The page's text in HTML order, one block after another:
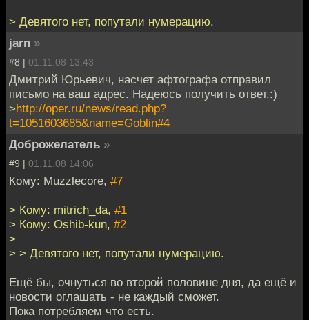
> Девятого нет, попутали нумерацию.
jarn »
#8 | 01.11.08 13:43
Дмитрий Юрьевич, насчет афтографа отправил
письмо на ваш адрес. Надеюсь получить ответ.:)
>http://oper.ru/news/read.php?
t=1051603685&name=Goblin#4
Доброжелатель »
#9 | 01.11.08 14:06
Кому: Muzzlecore, #7
> Кому: mitrich_da, #1
> Кому: Oshib-kun, #2
>
> > Девятого нет, попутали нумерацию.
Ещё бы, очнуться во второй половине дня, да ещё и
новости оглашать - не каждый сможет.
Пока потребляем что есть.